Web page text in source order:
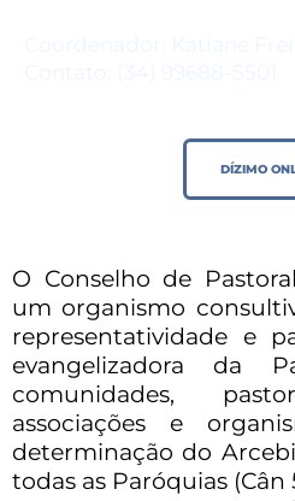
DÍZIMO
O Conselho de
um organismo
representatividade e
evangelizadora da
comunidades,
associações e
determinação do
todas as Paróquias (Cân